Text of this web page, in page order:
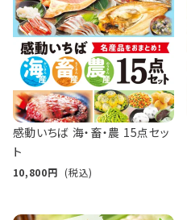
感動いちば 海・畜・農 15点セッ
ト
10,800 (税込)